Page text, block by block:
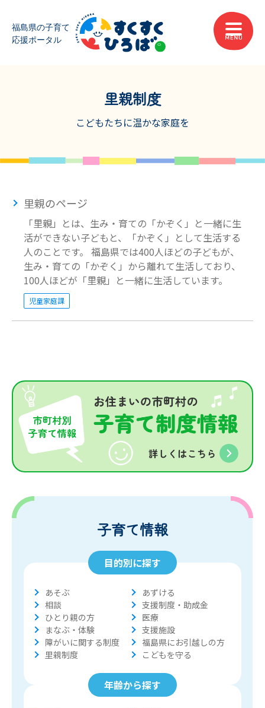
里親制度
こどもたちに温かな家庭を
里親のページ
「里親」とは、生み・育ての「かぞく」と一緒に生
活ができない子どもと、「かぞく」として生活する
人のことです。 福島県では400人ほどの子どもが、
生み・育ての「かぞく」から離れて生活しており、
100人ほどが「里親」と一緒に生活しています。
児童家庭課
子育て情報
目的別に探す
あそぶ
あずける
相談
支援制度・助成金
ひとり親の方
医療
まなぶ・体験
支援施設
障がいに関する制度
福島県にお引越しの方
里親制度
こどもを守る
年齢から探す